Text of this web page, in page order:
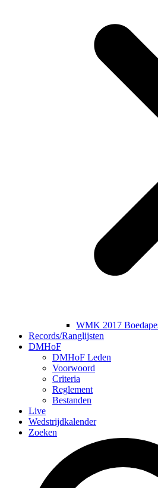
WMK 2017
Records/Ranglijsten
DMHoF
DMHoF Leden
Voorwoord
Criteria
Reglement
Bestanden
Live
Wedstrijdkalender
Zoeken